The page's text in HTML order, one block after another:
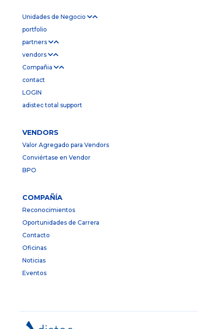
Unidades de Negocio
portfolio
partners
vendors
Compañia
contact
LOGIN
adistec total support
VENDORS
Valor Agregado para Vendors
Conviértase en Vendor
BPO
COMPAÑÍA
Reconocimientos
Oportunidades de Carrera
Contacto
Oficinas
Noticias
Eventos